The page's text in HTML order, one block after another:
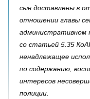
сын доставлены в
отношении главы
административном
со статьей 5.35
ненадлежащее
по содержанию,
интересов
полиции.